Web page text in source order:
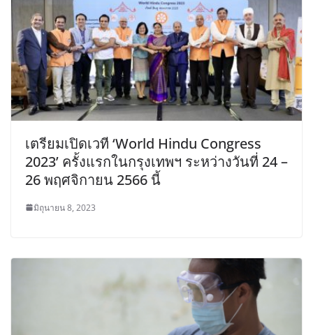
เตรียมเปิดเวที ‘World Hindu Congress
2023’ ครั้งแรกในกรุงเทพฯ ระหว่างวันที่ 24 –
26 พฤศจิกายน 2566 นี้
มิถุนายน 8, 2023